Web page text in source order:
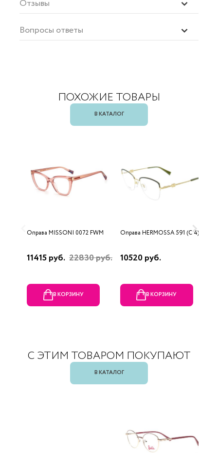
Отзывы
Вопросы ответы
ПОХОЖИЕ ТОВАРЫ
В КАТАЛОГ
Оправа MISSONI 0072 FWM
11415 руб. 22830 руб.
В КОРЗИНУ
Оправа HERMOSSA 591 (C 4)
10520 руб.
В КОРЗИНУ
С ЭТИМ ТОВАРОМ ПОКУПАЮТ
В КАТАЛОГ